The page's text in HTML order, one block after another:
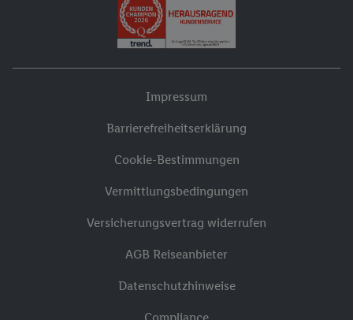
Impressum
Barrierefreiheitserklärung
Cookie-Bestimmungen
Vermittlungsbedingungen
Versicherungsvertrag widerrufen
AGB Reiseanbieter
Datenschutzhinweise